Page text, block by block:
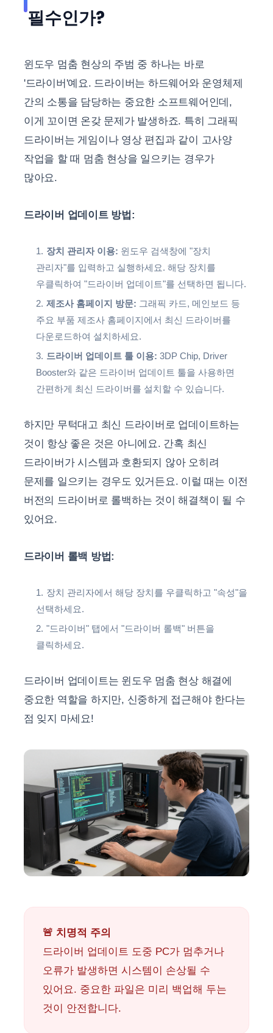
필수인가?
윈도우 멈춤 현상의 주범 중 하나는 바로
'드라이버'예요. 드라이버는 하드웨어와 운영체제
간의 소통을 담당하는 중요한 소프트웨어인데,
이게 꼬이면 온갖 문제가 발생하죠. 특히 그래픽
드라이버는 게임이나 영상 편집과 같이 고사양
작업을 할 때 멈춤 현상을 일으키는 경우가
많아요.
드라이버 업데이트 방법:
장치 관리자 이용: 윈도우 검색창에 "장치
관리자"를 입력하고 실행하세요. 해당 장치를
우클릭하여 "드라이버 업데이트"를 선택하면 됩니다.
제조사 홈페이지 방문: 그래픽 카드, 메인보드 등
주요 부품 제조사 홈페이지에서 최신 드라이버를
다운로드하여 설치하세요.
드라이버 업데이트 툴 이용: 3DP Chip, Driver
Booster와 같은 드라이버 업데이트 툴을 사용하면
간편하게 최신 드라이버를 설치할 수 있습니다.
하지만 무턱대고 최신 드라이버로 업데이트하는
것이 항상 좋은 것은 아니에요. 간혹 최신
드라이버가 시스템과 호환되지 않아 오히려
문제를 일으키는 경우도 있거든요. 이럴 때는 이전
버전의 드라이버로 롤백하는 것이 해결책이 될 수
있어요.
드라이버 롤백 방법:
장치 관리자에서 해당 장치를 우클릭하고 "속성"을
선택하세요.
"드라이버" 탭에서 "드라이버 롤백" 버튼을
클릭하세요.
드라이버 업데이트는 윈도우 멈춤 현상 해결에
중요한 역할을 하지만, 신중하게 접근해야 한다는
점 잊지 마세요!
🚨 치명적 주의
드라이버 업데이트 도중 PC가 멈추거나
오류가 발생하면 시스템이 손상될 수
있어요. 중요한 파일은 미리 백업해 두는
것이 안전합니다.